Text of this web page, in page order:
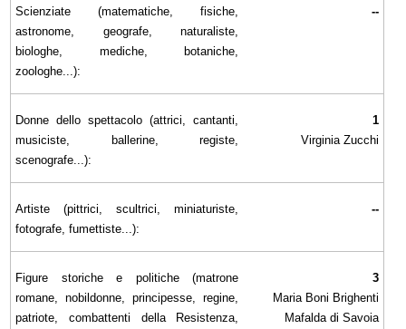
Scienziate (matematiche, fisiche,
astronome, geografe, naturaliste,
biologhe, mediche, botaniche,
zoologhe...):
--
Donne dello spettacolo (attrici, cantanti,
musiciste, ballerine, registe,
scenografe...):
1
Virginia Zucchi
Artiste (pittrici, scultrici, miniaturiste,
fotografe, fumettiste...):
--
Figure storiche e politiche (matrone
romane, nobildonne, principesse, regine,
patriote, combattenti della Resistenza,
3
Maria Boni Brighenti
Mafalda di Savoia